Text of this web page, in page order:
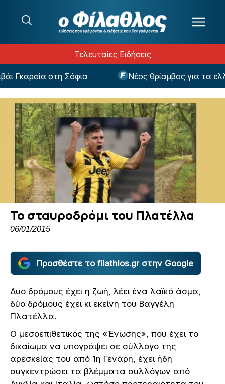
Τελευταίες Ειδήσεις
Γκαρσία στη Σόφια Νέος θρίαμβος για τα
Το σταυροδρόμι του Πλατέλλα
06/01/2015
Προσθέστε το filathlos.gr στην Google
Δυο δρόμους έχει η ζωή, λέει ένα λαϊκό άσμα,
δύο δρόμους έχει κι εκείνη του Βαγγέλη
Πλατέλλα.
Ο μεσοεπιθετικός της «Ένωσης», που έχει το
δικαίωμα να υπογράψει σε σύλλογο της
αρεσκείας του από 1η Γενάρη, έχει ήδη
συγκεντρώσει τα βλέμματα συλλόγων από